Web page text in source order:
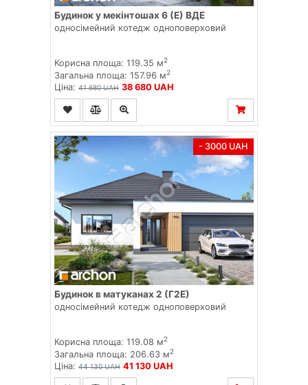
Будинок у мекінтошах 6 (Е) ВДЕ
односімейний котедж одноповерховий
Корисна площа: 119.35 м2
Загальна площа: 157.96 м2
Ціна: 41 680 UAH 38 680 UAH
- 3000 UAH
Будинок в матуканах 2 (Г2Е)
односімейний котедж одноповерховий
Корисна площа: 119.08 м2
Загальна площа: 206.63 м2
Ціна: 44 130 UAH 41 130 UAH